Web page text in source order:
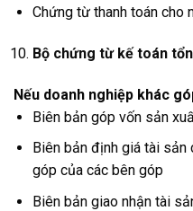
Chứng từ thanh toán cho
Bộ chứng từ kế toán
Nếu doanh nghiệp khác
Biên bản góp vốn sản
Biên bản định giá tài
góp của các bên góp
Biên bản giao nhận tài